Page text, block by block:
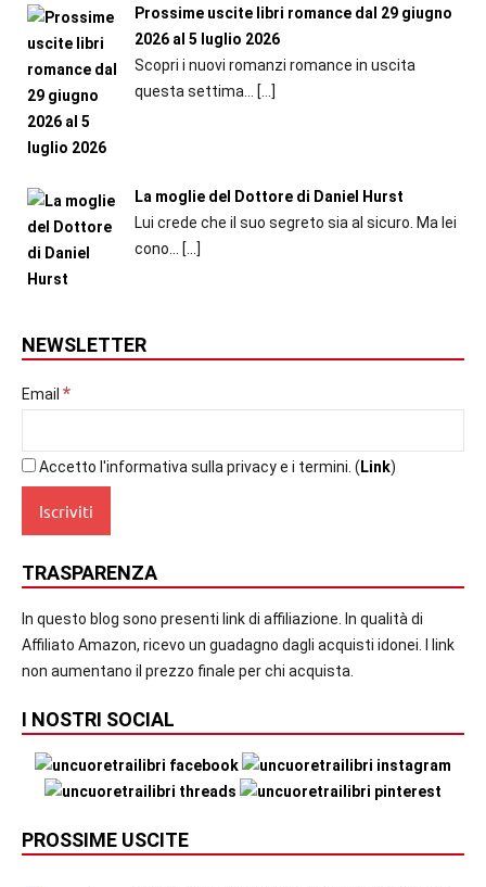
Prossime uscite libri romance dal 29 giugno
2026 al 5 luglio 2026
Scopri i nuovi romanzi romance in uscita
questa settima...
[…]
La moglie del Dottore di Daniel Hurst
Lui crede che il suo segreto sia al sicuro. Ma lei
cono...
[…]
NEWSLETTER
Email *
Accetto l'informativa sulla privacy e i termini. ( Link)
TRASPARENZA
In questo blog sono presenti link di affiliazione. In qualità di
Affiliato Amazon, ricevo un guadagno dagli acquisti idonei. I link
non aumentano il prezzo finale per chi acquista.
I NOSTRI SOCIAL
PROSSIME USCITE